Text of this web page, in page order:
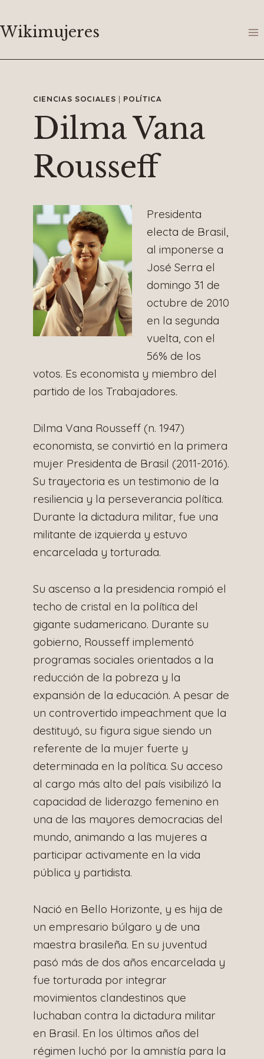
al
Wikimujeres
CIENCIAS SOCIALES | POLÍTICA
Dilma Vana
Rousseff
Presidenta
electa de Brasil,
al imponerse a
José Serra el
domingo 31 de
octubre de 2010
en la segunda
vuelta, con el
56% de los
votos. Es economista y miembro del
partido de los Trabajadores.
Dilma Vana Rousseff (n. 1947)
economista, se convirtió en la primera
mujer Presidenta de Brasil (2011-2016).
Su trayectoria es un testimonio de la
resiliencia y la perseverancia política.
Durante la dictadura militar, fue una
militante de izquierda y estuvo
encarcelada y torturada.
Su ascenso a la presidencia rompió el
techo de cristal en la política del
gigante sudamericano. Durante su
gobierno, Rousseff implementó
programas sociales orientados a la
reducción de la pobreza y la
expansión de la educación. A pesar de
un controvertido impeachment que la
destituyó, su figura sigue siendo un
referente de la mujer fuerte y
determinada en la política. Su acceso
al cargo más alto del país visibilizó la
capacidad de liderazgo femenino en
una de las mayores democracias del
mundo, animando a las mujeres a
participar activamente en la vida
pública y partidista.
Nació en Bello Horizonte, y es hija de
un empresario búlgaro y de una
maestra brasileña. En su juventud
pasó más de dos años encarcelada y
fue torturada por integrar
movimientos clandestinos que
luchaban contra la dictadura militar
en Brasil. En los últimos años del
régimen luchó por la amnistía para la